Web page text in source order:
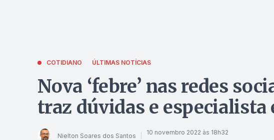
COTIDIANO ÚLTIMAS NOTÍCIAS
Nova ‘febre’ nas redes
traz dúvidas e especialista
Nielton Soares dos Santos 10 novembro 2022 às 18h32